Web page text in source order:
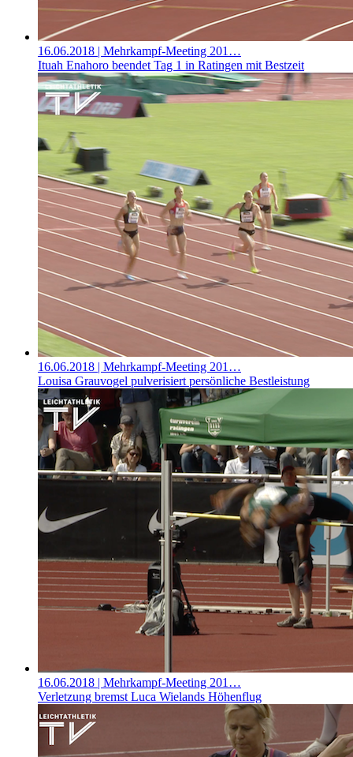
16.06.2018 | Mehrkampf-Meeting 201…
Ituah Enahoro beendet Tag 1 in Ratingen mit Bestzeit
16.06.2018 | Mehrkampf-Meeting 201…
Louisa Grauvogel pulverisiert persönliche Bestleistung
16.06.2018 | Mehrkampf-Meeting 201…
Verletzung bremst Luca Wielands Höhenflug